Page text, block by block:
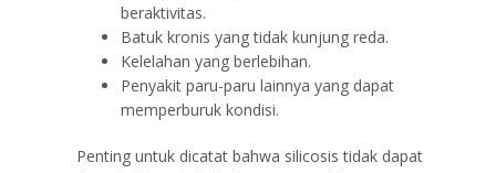
beraktivitas.
Batuk kronis yang tidak kunjung reda.
Kelelahan yang berlebihan.
Penyakit paru-paru lainnya yang dapat
memperburuk kondisi.
Penting untuk dicatat bahwa silicosis tidak dapat